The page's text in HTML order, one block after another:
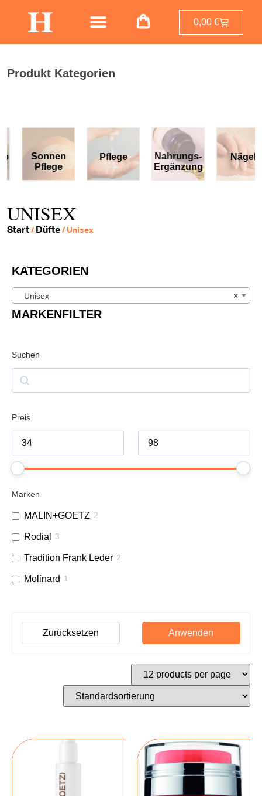
0,00€
Produkt Kategorien
Sonnen
Pflege
Pflege
Nahrungs-
Ergänzung
Nägel
UNISEX
Start/ Düfte/ Unisex
KATEGORIEN
×
Unisex
MARKENFILTER
Suchen
Preis
Marken
MALIN+GOETZ 2
Rodial 3
Tradition Frank Leder 2
Molinard 1
Anwenden
Zurücksetzen